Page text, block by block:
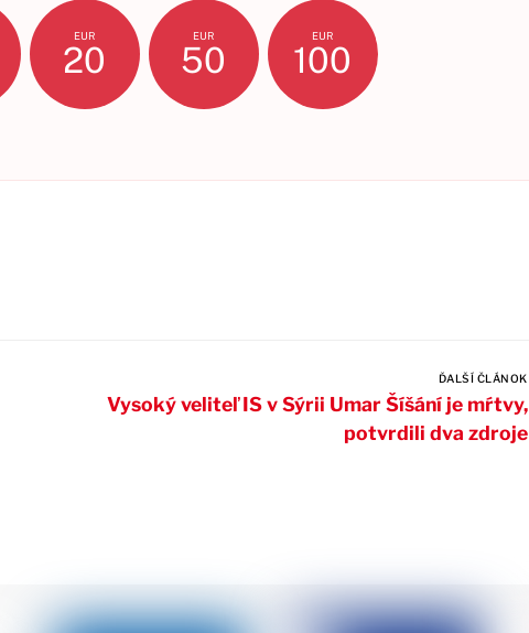
EUR
20
EUR
50
EUR
100
ĎALŠÍ ČLÁNOK
Vysoký veliteľ IS v Sýrii Umar Šíšání je mŕtvy,
potvrdili dva zdroje